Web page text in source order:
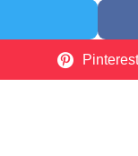
Pinterest